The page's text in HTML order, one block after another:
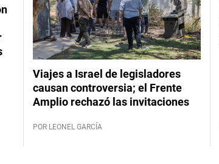
Viajes a Israel de legisladores
causan controversia; el Frente
Amplio rechazó las invitaciones
POR LEONEL GARCÍA